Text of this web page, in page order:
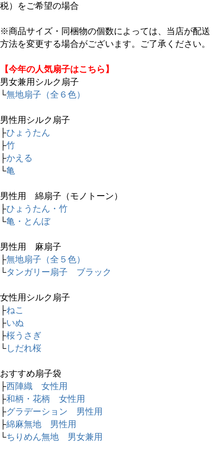
税）をご希望の場合
※商品サイズ・同梱物の個数によっては、当店が配送
方法を変更する場合がございます。ご了承ください。
【今年の人気扇子はこちら】
男女兼用シルク扇子
└無地扇子（全６色）
男性用シルク扇子
├ひょうたん
├竹
├かえる
└亀
男性用 綿扇子（モノトーン）
├ひょうたん・竹
└亀・とんぼ
男性用 麻扇子
├無地扇子（全５色）
└タンガリー扇子 ブラック
女性用シルク扇子
├ねこ
├いぬ
├桜うさぎ
└ しだれ桜
おすすめ扇子袋
├西陣織 女性用
├和柄・花柄 女性用
├グラデーション 男性用
├綿麻無地 男性用
└ちりめん無地 男女兼用
キーワード
価格
商品タグ
限定
再入荷
在庫なし商品
在庫なし商品を表示しない
商品番号/JANコード